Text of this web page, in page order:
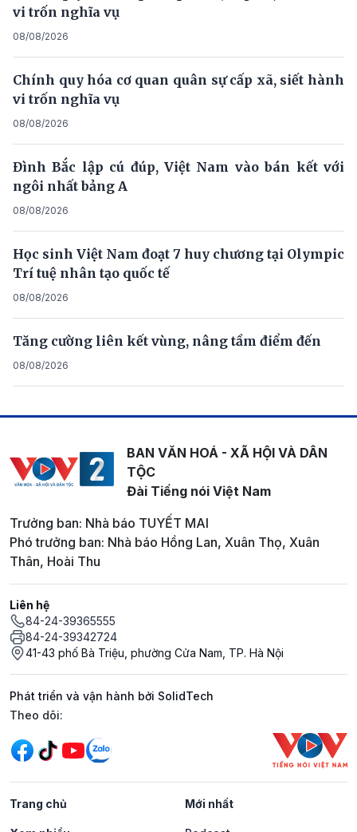
vi trốn nghĩa vụ
08/08/2026
Chính quy hóa cơ quan quân sự cấp xã, siết hành
vi trốn nghĩa vụ
08/08/2026
Đình Bắc lập cú đúp, Việt Nam vào bán kết với
ngôi nhất bảng A
08/08/2026
Học sinh Việt Nam đoạt 7 huy chương tại Olympic
Trí tuệ nhân tạo quốc tế
08/08/2026
Tăng cường liên kết vùng, nâng tầm điểm đến
08/08/2026
BAN VĂN HOÁ - XÃ HỘI VÀ DÂN
TỘC
Đài Tiếng nói Việt Nam
Trưởng ban: Nhà báo TUYẾT MAI
Phó trưởng ban: Nhà báo Hồng Lan, Xuân Thọ, Xuân
Thân, Hoài Thu
Liên hệ
84-24-39365555
84-24-39342724
41-43 phố Bà Triệu, phường Cửa Nam, TP. Hà Nội
Phát triển và vận hành bởi SolidTech
Mạng xã hội
Theo dõi:
Trang chủ Mới nhất